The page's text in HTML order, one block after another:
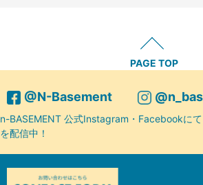
PAGE TOP
@N-Basement
n-BASEMENT 公式Instagram・Facebookに
を配信中！